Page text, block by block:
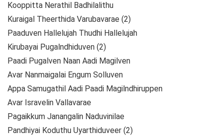
Kooppitta Nerathil Badhilalithu
Kuraigal Theerthida Varubavarae (2)
Paaduven Hallelujah Thudhi Hallelujah
Kirubayai Pugalndhiduven (2)
Paadi Pugalven Naan Aadi Magilven
Avar Nanmaigalai Engum Solluven
Appa Samugathil Aadi Paadi Magilndhiruppen
Avar Isravelin Vallavarae
Pagaikkum Janangalin Naduvinilae
Pandhiyai Koduthu Uyarthiduveer (2)